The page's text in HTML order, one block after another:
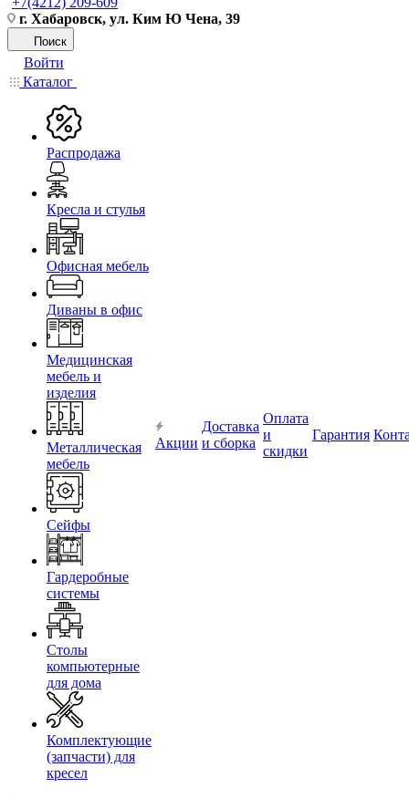
г. Хабаровск, ул. Ким Ю Чена, 39
Поиск
Войти
Каталог
Распродажа
Кресла и стулья
Офисная мебель
Диваны в офис
Медицинская
мебель и
изделия
Металлическая
мебель
Сейфы
Гардеробные
системы
Столы
компьютерные
для дома
Комплектующие
(запчасти) для
кресел
Акции
Доставка
и сборка
Оплата
и
скидки
Гарантия